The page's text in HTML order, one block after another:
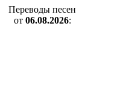
Переводы песен
от 06.08.2026: